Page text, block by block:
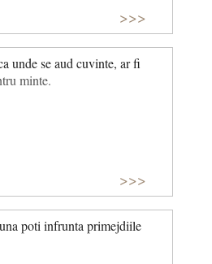
>>>
unde se aud cuvinte, ar fi
minte.
>>>
poti infrunta primejdiile